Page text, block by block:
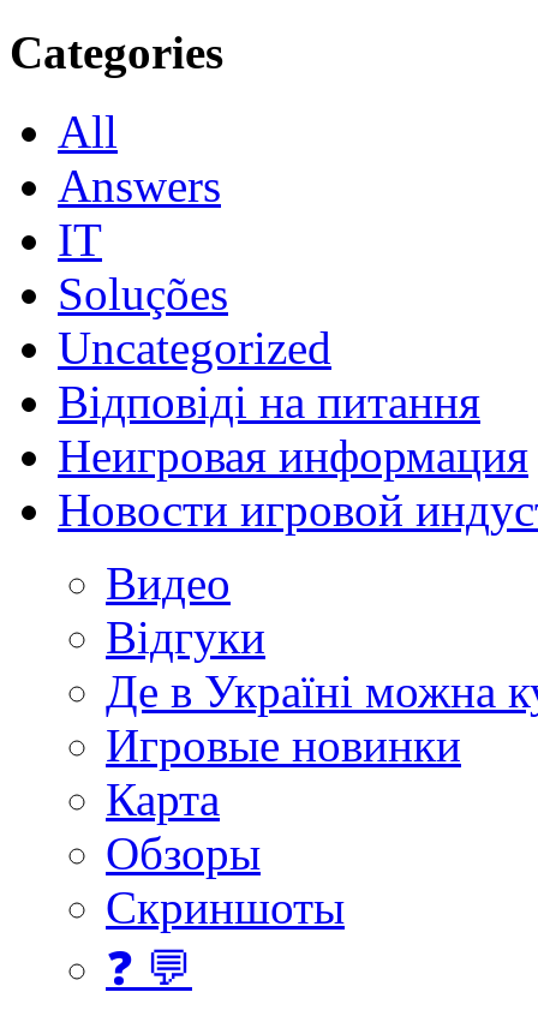
Categories
All
Answers
IT
Soluções
Uncategorized
Відповіді на питання
Неигровая информация
Новости игровой
Видео
Відгуки
Де в Україні можна
Игровые новинки
Карта
Обзоры
Скриншоты
❓ 💬